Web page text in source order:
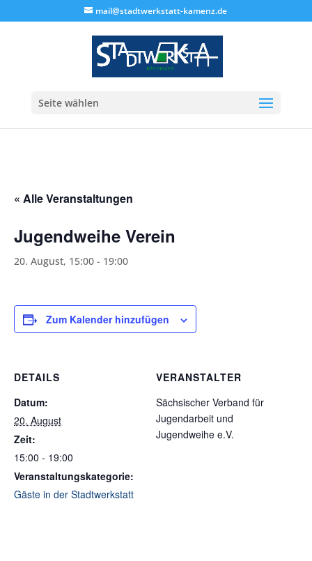
mail@stadtwerkstatt-kamenz.de
Seite wählen
« Alle Veranstaltungen
Jugendweihe Verein
20. August, 15:00 - 19:00
Zum Kalender hinzufügen
DETAILS
Datum:
20. August
Zeit:
15:00 - 19:00
Veranstaltungskategorie:
Gäste in der Stadtwerkstatt
VERANSTALTER
Sächsischer Verband für
Jugendarbeit und
Jugendweihe e.V.